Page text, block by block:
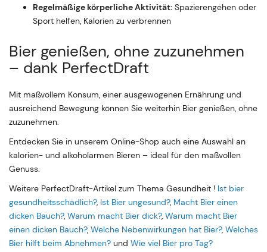
Regelmäßige körperliche Aktivität: Spazierengehen oder
Sport helfen, Kalorien zu verbrennen
Bier genießen, ohne zuzunehmen
– dank PerfectDraft
Mit maßvollem Konsum, einer ausgewogenen Ernährung und
ausreichend Bewegung können Sie weiterhin Bier genießen, ohne
zuzunehmen.
Entdecken Sie in unserem Online-Shop auch eine Auswahl an
kalorien- und alkoholarmen Bieren – ideal für den maßvollen
Genuss.
Weitere PerfectDraft-Artikel zum Thema Gesundheit ! Ist bier
gesundheitsschädlich?, Ist Bier ungesund?, Macht Bier einen
dicken Bauch?, Warum macht Bier dick?, Warum macht Bier
einen dicken Bauch?, Welche Nebenwirkungen hat Bier?, Welches
Bier hilft beim Abnehmen? und Wie viel Bier pro Tag?